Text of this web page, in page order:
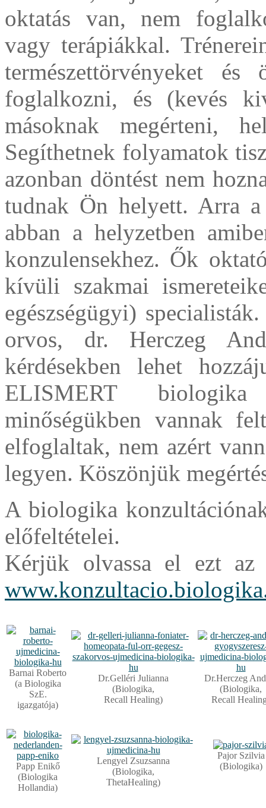
oktatás van, nem
vagy terápiákkal.
természettörvényeket és
foglalkozni, és (kevés
másoknak megérteni,
Segíthetnek folyamatok
azonban döntést nem
tudnak Ön helyett. Arra
abban a helyzetben
konzulensekhez. Ők
kívüli szakmai
egészségügyi)
orvos, dr. Herczeg
kérdésekben lehet
ELISMERT
minőségükben vannak
elfoglaltak, nem azért
legyen. Köszönjük
A biologika
előfeltételei.
Kérjük olvassa el ezt az
Barnai Roberto
(a Biologika
SzE.
igazgatója)
Dr.Gelléri Julianna
(Biologika,
Recall Healing)
Dr.Herczeg
(Biologika,
Recall
Papp Enikő
(Biologika
Hollandia)
Lengyel Zsuzsanna
(Biologika,
ThetaHealing)
Pajor Szilvia
(Biologika)